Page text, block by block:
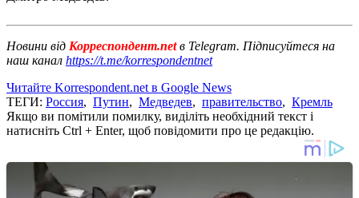
Новини від Корреспондент.netв Telegram. Підписуйтеся на
наш канал https://t.me/korrespondentnet
Читайте Korrespondent.net в Google News
ТЕГИ: Россия, Путин, Медведев, правительство, Кремль
Якщо ви помітили помилку, виділіть необхідний текст і
натисніть Ctrl + Enter, щоб повідомити про це редакцію.